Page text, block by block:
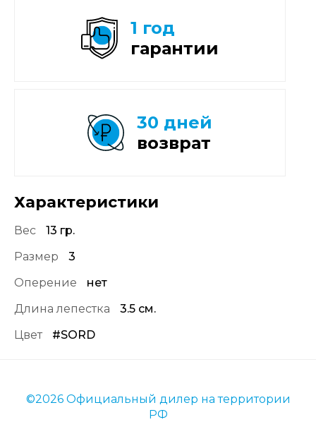
Характеристики
Вес
13 гр.
Размер
3
Оперение
нет
Длина лепестка
3.5 см.
Цвет
#SORD
1 год
гарантии
30 дней
возврат
©2026 Официальный дилер на территории
РФ